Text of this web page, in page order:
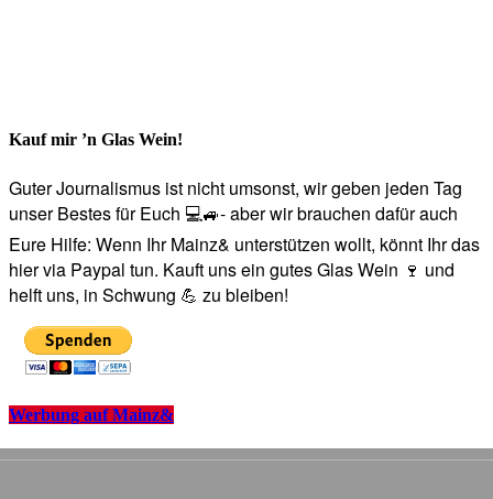
Kauf mir ’n Glas Wein!
Guter Journalismus ist nicht umsonst, wir geben jeden Tag
unser Bestes für Euch 💻🚙- aber wir brauchen dafür auch
Eure Hilfe: Wenn Ihr Mainz& unterstützen wollt, könnt Ihr das
hier via Paypal tun. Kauft uns ein gutes Glas Wein 🍷 und
helft uns, in Schwung 💪 zu bleiben!
Werbung auf Mainz&